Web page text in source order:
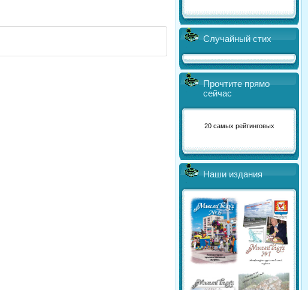
Случайный стих
Прочтите прямо
сейчас
20 самых рейтинговых
Наши издания